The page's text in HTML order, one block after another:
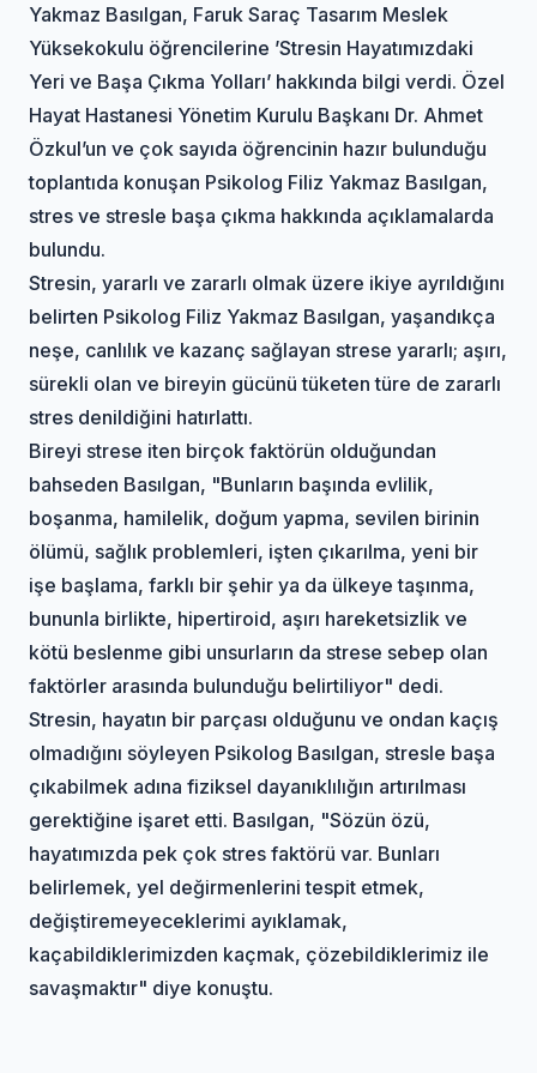
Yakmaz Basılgan, Faruk Saraç Tasarım Meslek
Yüksekokulu öğrencilerine ’Stresin Hayatımızdaki
Yeri ve Başa Çıkma Yolları’ hakkında bilgi verdi. Özel
Hayat Hastanesi Yönetim Kurulu Başkanı Dr. Ahmet
Özkul’un ve çok sayıda öğrencinin hazır bulunduğu
toplantıda konuşan Psikolog Filiz Yakmaz Basılgan,
stres ve stresle başa çıkma hakkında açıklamalarda
bulundu.
Stresin, yararlı ve zararlı olmak üzere ikiye ayrıldığını
belirten Psikolog Filiz Yakmaz Basılgan, yaşandıkça
neşe, canlılık ve kazanç sağlayan strese yararlı; aşırı,
sürekli olan ve bireyin gücünü tüketen türe de zararlı
stres denildiğini hatırlattı.
Bireyi strese iten birçok faktörün olduğundan
bahseden Basılgan, "Bunların başında evlilik,
boşanma, hamilelik, doğum yapma, sevilen birinin
ölümü, sağlık problemleri, işten çıkarılma, yeni bir
işe başlama, farklı bir şehir ya da ülkeye taşınma,
bununla birlikte, hipertiroid, aşırı hareketsizlik ve
kötü beslenme gibi unsurların da strese sebep olan
faktörler arasında bulunduğu belirtiliyor" dedi.
Stresin, hayatın bir parçası olduğunu ve ondan kaçış
olmadığını söyleyen Psikolog Basılgan, stresle başa
çıkabilmek adına fiziksel dayanıklılığın artırılması
gerektiğine işaret etti. Basılgan, "Sözün özü,
hayatımızda pek çok stres faktörü var. Bunları
belirlemek, yel değirmenlerini tespit etmek,
değiştiremeyeceklerimi ayıklamak,
kaçabildiklerimizden kaçmak, çözebildiklerimiz ile
savaşmaktır" diye konuştu.